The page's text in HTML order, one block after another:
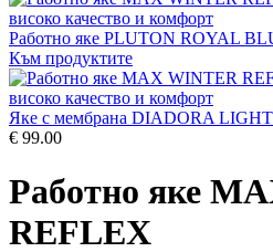
Работно яке PLUTON ROYAL
Към продуктите
Яке с мембрана DIADORA
€ 99.00
Работно яке
REFLEX